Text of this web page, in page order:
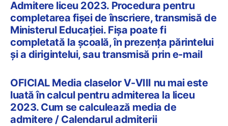
Admitere liceu 2023. Procedura pentru
completarea fișei de înscriere, transmisă de
Ministerul Educației. Fișa poate fi
completată la școală, în prezența părintelui
și a dirigintelui, sau transmisă prin e-mail
OFICIAL Media claselor V-VIII nu mai este
luată în calcul pentru admiterea la liceu
2023. Cum se calculează media de
admitere / Calendarul admiterii